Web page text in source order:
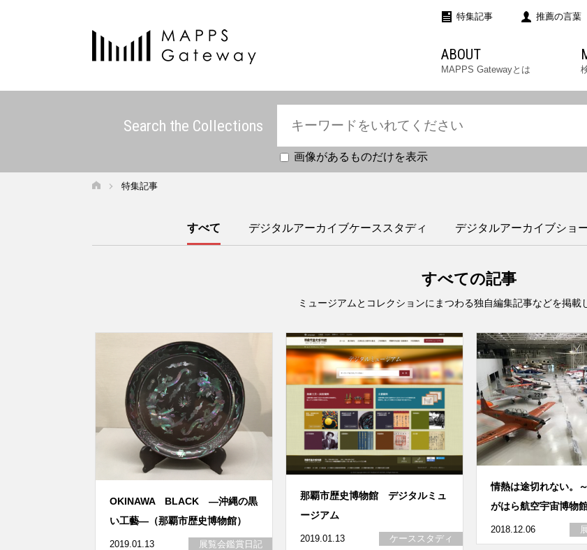
ABOUT
MAPPS Gatewayとは
特集記事 推薦の言葉
Search the Collections
画像があるものだけを表示
特集記事
すべて デジタルアーカイブケーススタディ デジタルアーカイブショ
すべての記事
ミュージアムとコレクションにまつわる独自編集記事などを掲載
OKINAWA BLACK ―沖縄の黒
い工藝―（那覇市歴史博物館）
2019.01.13 展覧会鑑賞日記
那覇市歴史博物館 デジタルミュ
ージアム
2019.01.13 ケーススタディ
情熱は途切れない。
がはら航空宇宙博物
2018.12.06